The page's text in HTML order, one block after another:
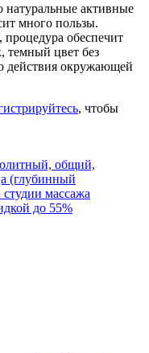
натуральные активные
много пользы.
обеспечит
темный цвет без
действия окружающей
, чтобы
общий,
(глубинный
массажа
до 55%